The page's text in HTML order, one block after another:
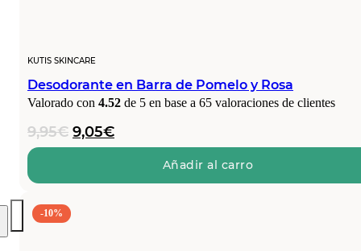
KUTIS SKINCARE
Desodorante en Barra de Pomelo y Rosa
Valorado con 4.52 de 5 en base a 65 valoraciones de clientes
9,95€ El
precio
era:
9,05€El
precio
es:
Añadir al carro
-10%